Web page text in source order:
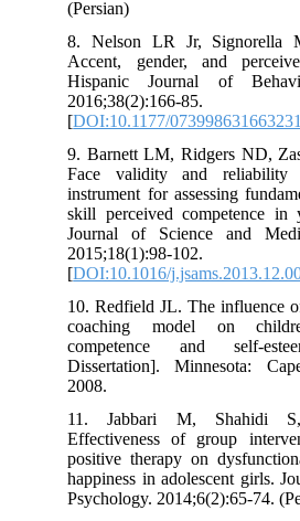
8. Nelson
Accent,
Hispanic
[
9. Barnett
Face
instrument
skill
Journal of
[
10.
coaching
11.
positive
happiness
Psychology.